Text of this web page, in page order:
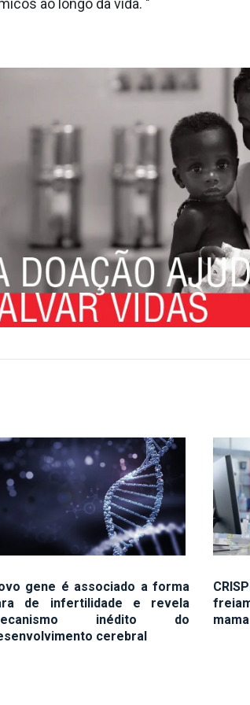
ao longo da vida. "
gene é associado a forma
de infertilidade e revela
inédito do
cerebral